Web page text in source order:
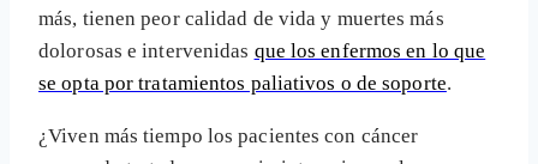
más, tienen peor calidad de vida y muertes más
dolorosas e intervenidas que los enfermos en lo que
se opta por tratamientos paliativos o de soporte.
¿Viven más tiempo los pacientes con cáncer